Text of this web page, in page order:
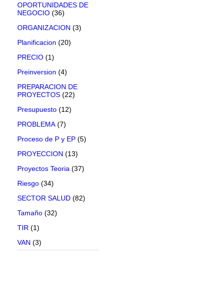
OPORTUNIDADES DE
NEGOCIO (36)
ORGANIZACION (3)
Planificacion (20)
PRECIO (1)
Preinversion (4)
PREPARACION DE
PROYECTOS (22)
Presupuesto (12)
PROBLEMA (7)
Proceso de P y EP (5)
PROYECCION (13)
Proyectos Teoria (37)
Riesgo (34)
SECTOR SALUD (82)
Tamaño (32)
TIR (1)
VAN (3)